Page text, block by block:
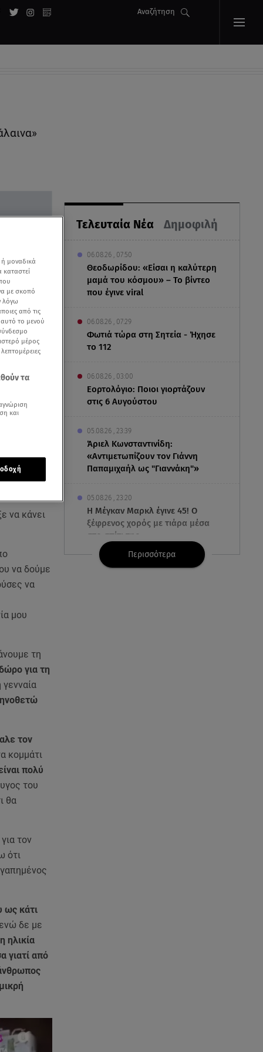
Αναζήτηση
Τελευταία Νέα Δημοφιλή
06.08.26 , 07:50
Θεοδωρίδου: «Είσαι η καλύτερη
μαμά του κόσμου» – Το βίντεο
που έγινε viral
06.08.26 , 07:29
Φωτιά τώρα στη Σητεία - Ήχησε
το 112
06.08.26 , 03:00
Εορτολόγιο: Ποιοι γιορτάζουν
στις 6 Αυγούστου
05.08.26 , 23:39
Άριελ Κωνσταντινίδη:
«Αντιμετωπίζουν τον Γιάννη
Παπαμιχαήλ ως "Γιαννάκη"»
05.08.26 , 23:20
Η Μέγκαν Μαρκλ έγινε 45! Ο
ξέφρενος χορός με τιάρα μέσα
στο σπίτι της
05.08.26 , 23:00
Περισσότερα
να κάνει
να δούμε
να
μου
τη
για τη
τον
κομμάτι
πολύ
του
θα
τον
ότι
ως κάτι
δε με
ηλικία
γιατί από
μοναδικά
με σκοπό
λόγω
από τις
αυτό το μενού
μέρος
τα
και